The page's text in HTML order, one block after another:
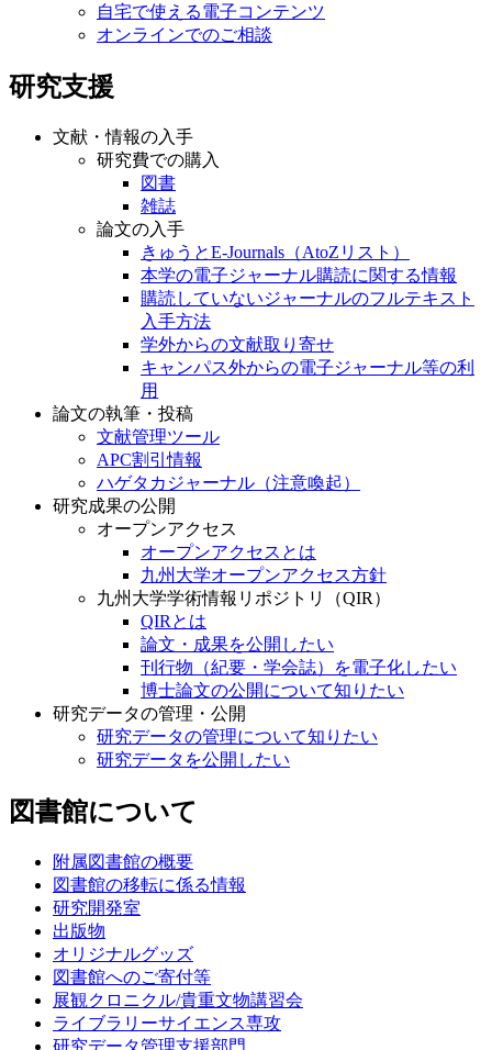
自宅で使える電子コンテンツ
オンラインでのご相談
研究支援
文献・情報の入手
研究費での購入
図書
雑誌
論文の入手
きゅうとE-Journals（AtoZリスト）
本学の電子ジャーナル購読に関する情報
購読していないジャーナルのフルテキスト
入手方法
学外からの文献取り寄せ
キャンパス外からの電子ジャーナル等の利
用
論文の執筆・投稿
文献管理ツール
APC割引情報
ハゲタカジャーナル（注意喚起）
研究成果の公開
オープンアクセス
オープンアクセスとは
九州大学オープンアクセス方針
九州大学学術情報リポジトリ（QIR）
QIRとは
論文・成果を公開したい
刊行物（紀要・学会誌）を電子化したい
博士論文の公開について知りたい
研究データの管理・公開
研究データの管理について知りたい
研究データを公開したい
図書館について
附属図書館の概要
図書館の移転に係る情報
研究開発室
出版物
オリジナルグッズ
図書館へのご寄付等
展観クロニクル/貴重文物講習会
ライブラリーサイエンス専攻
研究データ管理支援部門